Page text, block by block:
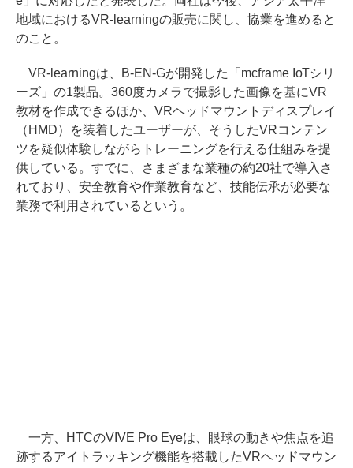
地域におけるVR-learningの販売に関し、協業を進めると
のこと。
VR-learningは、B-EN-Gが開発した「mcframe IoTシリ
ーズ」の1製品。360度カメラで撮影した画像を基にVR
教材を作成できるほか、VRヘッドマウントディスプレイ
（HMD）を装着したユーザーが、そうしたVRコンテン
ツを疑似体験しながらトレーニングを行える仕組みを提
供している。すでに、さまざまな業種の約20社で導入さ
れており、安全教育や作業教育など、技能伝承が必要な
業務で利用されているという。
一方、HTCのVIVE Pro Eyeは、眼球の動きや焦点を追
跡するアイトラッキング機能を搭載したVRヘッドマウン